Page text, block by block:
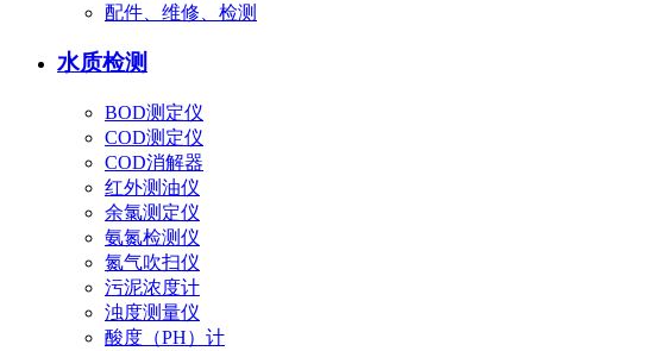
配件、维修、检测
水质检测
BOD测定仪
COD测定仪
COD消解器
红外测油仪
余氯测定仪
氨氮检测仪
氮气吹扫仪
污泥浓度计
浊度测量仪
酸度（PH）计